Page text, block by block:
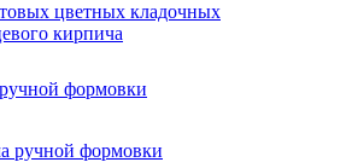
цветных кладочных
кирпича
ручной формовки